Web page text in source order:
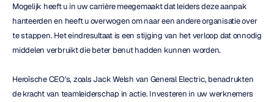
Mogelijk heeft u in uw carrière meegemaakt dat leiders deze aanpak
hanteerden en heeft u overwogen om naar een andere organisatie over
te stappen. Het eindresultaat is een stijging van het verloop dat onnodig
middelen verbruikt die beter benut hadden kunnen worden.
Heroïsche CEO's, zoals Jack Welsh van General Electric, benadrukten
de kracht van teamleiderschap in actie. Investeren in uw werknemers